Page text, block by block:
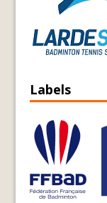
Labels